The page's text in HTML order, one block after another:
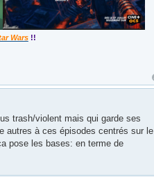
Wars !!
trash/violent mais qui garde ses
autres à ces épisodes centrés sur le
pose les bases: en terme de